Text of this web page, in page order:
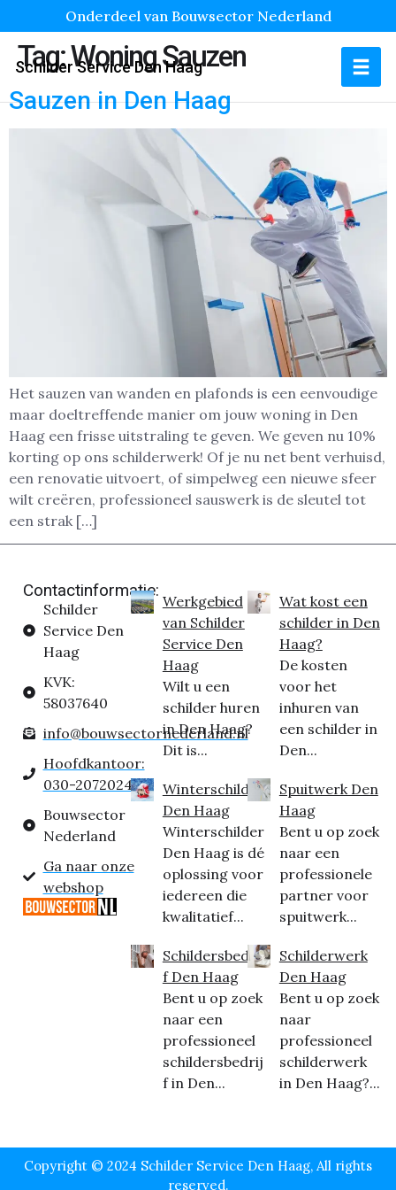
Onderdeel van Bouwsector Nederland
Schilder Service Den Haag
Tag:Woning Sauzen
Sauzen in Den Haag
Het sauzen van wanden en plafonds is een eenvoudige
maar doeltreffende manier om jouw woning in Den
Haag een frisse uitstraling te geven. We geven nu 10%
korting op ons schilderwerk! Of je nu net bent verhuisd,
een renovatie uitvoert, of simpelweg een nieuwe sfeer
wilt creëren, professioneel sauswerk is de sleutel tot
een strak […]
Contactinformatie:
Schilder
Service Den
Haag
KVK:
58037640
info@bouwsectornederland.nl
Hoofdkantoor:
030-2072024
Bouwsector
Nederland
Ga naar onze
webshop
Werkgebied
van Schilder
Service Den
Haag
Wilt u een
schilder huren
in Den Haag?
Dit is...
Winterschilder
Den Haag
Winterschilder
Den Haag is dé
oplossing voor
iedereen die
kwalitatief...
Schildersbedrij
f Den Haag
Bent u op zoek
naar een
professioneel
schildersbedrij
f in Den...
Wat kost een
schilder in Den
Haag?
De kosten
voor het
inhuren van
een schilder in
Den...
Spuitwerk Den
Haag
Bent u op zoek
naar een
professionele
partner voor
spuitwerk...
Schilderwerk
Den Haag
Bent u op zoek
naar
professioneel
schilderwerk
in Den Haag?...
Copyright © 2024 Schilder Service Den Haag, All rights
reserved.